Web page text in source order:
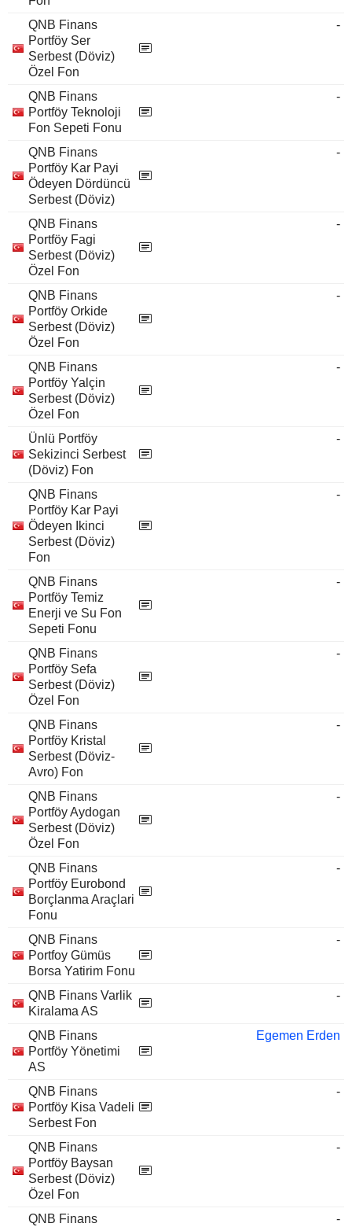
QNB Finans
Portföy Ser
Serbest (Döviz)
Özel Fon
-
QNB Finans
Portföy Teknoloji
Fon Sepeti Fonu
-
QNB Finans
Portföy Kar Payi
Ödeyen Dördüncü
Serbest (Döviz)
-
QNB Finans
Portföy Fagi
Serbest (Döviz)
Özel Fon
-
QNB Finans
Portföy Orkide
Serbest (Döviz)
Özel Fon
-
QNB Finans
Portföy Yalçin
Serbest (Döviz)
Özel Fon
-
Ünlü Portföy
Sekizinci Serbest
(Döviz) Fon
-
QNB Finans
Portföy Kar Payi
Ödeyen Ikinci
Serbest (Döviz)
Fon
-
QNB Finans
Portföy Temiz
Enerji ve Su Fon
Sepeti Fonu
-
QNB Finans
Portföy Sefa
Serbest (Döviz)
Özel Fon
-
QNB Finans
Portföy Kristal
Serbest (Döviz-
Avro) Fon
-
QNB Finans
Portföy Aydogan
Serbest (Döviz)
Özel Fon
-
QNB Finans
Portföy Eurobond
Borçlanma Araçlari
Fonu
-
QNB Finans
Portfoy Gümüs
Borsa Yatirim Fonu
-
QNB Finans Varlik
Kiralama AS
-
QNB Finans
Portföy Yönetimi
AS
Egemen Erden
QNB Finans
Portföy Kisa Vadeli
Serbest Fon
-
QNB Finans
Portföy Baysan
Serbest (Döviz)
Özel Fon
-
QNB Finans
-